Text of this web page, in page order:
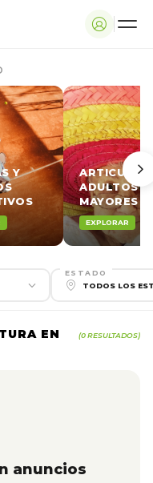
Y
ARTICULOS
ADULTOS
MAYORES
EXPLORAR
ESTADO
EN
(0 RESULTADOS)
anuncios